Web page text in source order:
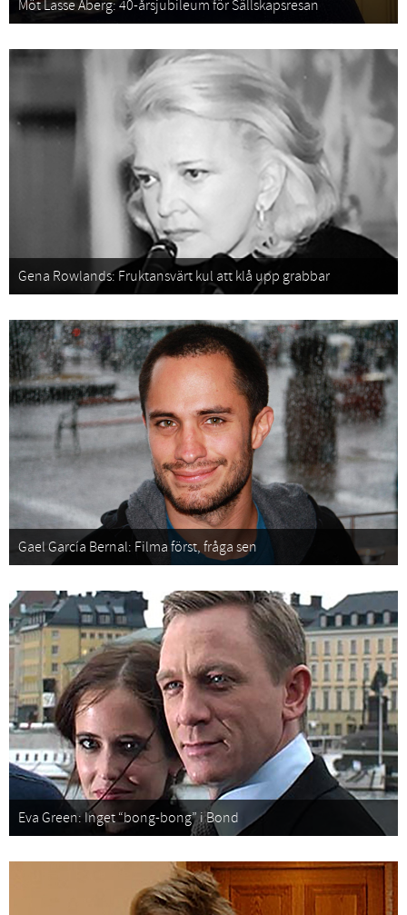
Möt Lasse Åberg: 40-årsjubileum för Sällskapsresan
Gena Rowlands: Fruktansvärt kul att klå upp grabbar
Gael García Bernal: Filma först, fråga sen
Eva Green: Inget “bong-bong” i Bond